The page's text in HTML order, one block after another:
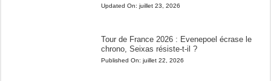
Updated On: juillet 23, 2026
Tour de France 2026 : Evenepoel écrase le
chrono, Seixas résiste-t-il ?
Published On: juillet 22, 2026